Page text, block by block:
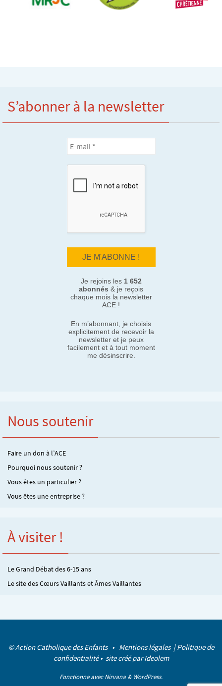
S’abonner à la newsletter
Je rejoins les 1 652
abonnés & je reçois
chaque mois la newsletter
ACE !
En m’abonnant, je choisis
explicitement de recevoir la
newsletter et je peux
facilement et à tout moment
me désinscrire.
Nous soutenir
Faire un don à l’ACE
Pourquoi nous soutenir ?
Vous êtes un particulier ?
Vous êtes une entreprise ?
À visiter !
Le Grand Débat des 6-15 ans
Le site des Cœurs Vaillants et Âmes Vaillantes
© Action Catholique des Enfants • Mentions légales |Politique de
confidentialité• site créé parIdeolem
Fonctionne avecNirvana & WordPress.